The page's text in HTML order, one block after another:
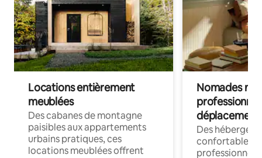
Locations entièrement
meublées
Des cabanes de montagne
paisibles aux appartements
urbains pratiques, ces
locations meublées offrent
Nomades
déplacement
Des
confortables
professionnels